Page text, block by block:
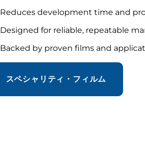
Reduces development time and
Designed for reliable, repeatable
Backed by proven films and
スペシャリティ・フィルム